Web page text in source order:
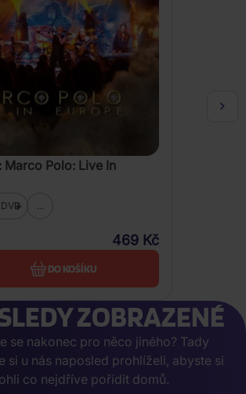
Marco Polo: Live In
DVD ...
469 Kč
DO KOŠÍKU
ZOBRAZENÉ
se nakonec pro něco jiného? Tady
si u nás naposled prohlíželi, abyste si
co nejdříve pořídit domů.